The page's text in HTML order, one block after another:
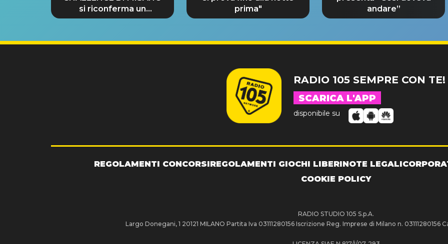
si riconferma un
GRANDE SUCCESSO!
prima"
andare”
RADIO 105 SEMPRE CON TE!
SCARICA L'APP
disponibile su
REGOLAMENTI CONCORSIREGOLAMENTI GIOCHI LIBERINOTE LEGALI
COOKIE POLICY
RADIO STUDIO 105 S.p.A.
Largo Donegani, 1 20121 MILANO Partita Iva 03111280156 Iscrizione Reg. Imprese di Milano n.